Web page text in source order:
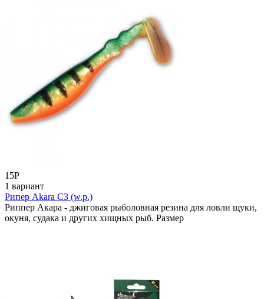
15Р
1 вариант
Рипер Akara C3 (w.p.)
Риппер Акара - джиговая рыболовная резина для ловли щуки,
окуня, судака и других хищных рыб. Размер